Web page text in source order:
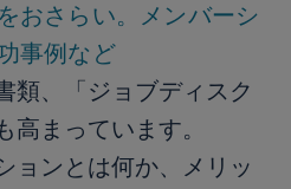
おさらい。メンバーシ
事例など
類、「ジョブディスク
高まっています。
ョンとは何か、メリッ